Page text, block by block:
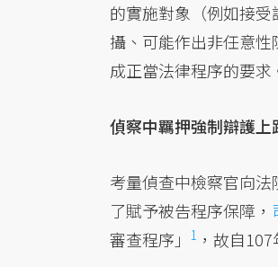
的實施對象（例如接
攝、可能作出非任意
成正當法律程序的要求
偵察中羈押強制辯護上
考量偵查中檢察官向
了賦予被告程序保障，
審查程序」 1 ，故自